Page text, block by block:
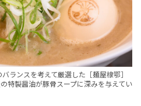
ランスを考えて厳選した［麺屋棣鄂］
特製醤油が豚骨スープに深みを与えてい